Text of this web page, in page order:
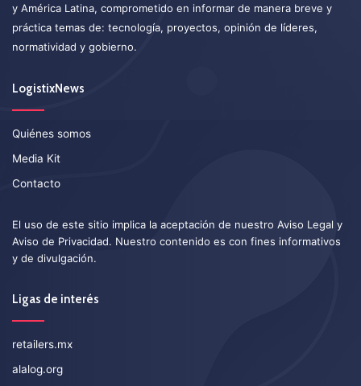
y América Latina, comprometido en informar de manera breve y
práctica temas de: tecnología, proyectos, opinión de líderes,
normatividad y gobierno.
LogistixNews
Quiénes somos
Media Kit
Contacto
El uso de este sitio implica la aceptación de nuestro Aviso Legal y
Aviso de Privacidad. Nuestro contenido es con fines informativos
y de divulgación.
Ligas de interés
retailers.mx
alalog.org